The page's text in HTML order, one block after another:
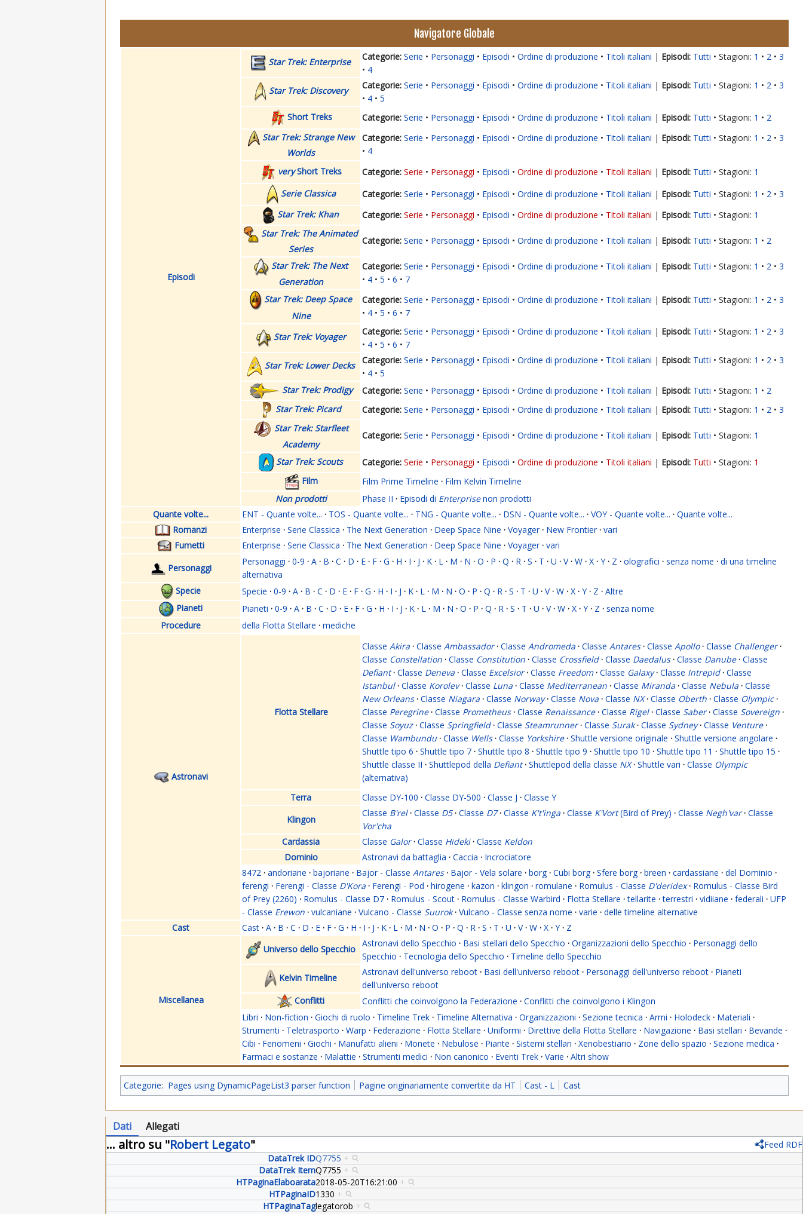
Navigatore Globale
Episodi
Star Trek: Enterprise Serie Personaggi Episodi Ordine di produzione Titoli italiani | Tutti Stagioni: 1 2
3
4
Star Trek: Discovery
Serie Personaggi Episodi Ordine di produzione Titoli italiani | Tutti Stagioni: 1 2
3
4
5
Short Treks
Serie Personaggi Episodi Ordine di produzione Titoli italiani | Tutti Stagioni: 1
2
Star Trek: Strange New
Worlds
Serie Personaggi Episodi Ordine di produzione Titoli italiani | Tutti Stagioni: 1 2
3
4
veryShort Treks Serie Personaggi Episodi Ordine di produzione Titoli italiani | Tutti Stagioni: 1
Serie Classica
Serie Personaggi Episodi Ordine di produzione Titoli italiani | Tutti Stagioni: 1 2
3
Star Trek: Khan
Serie Personaggi Episodi Ordine di produzione Titoli italiani | Tutti Stagioni: 1
Star Trek: The Animated
Series
Serie Personaggi Episodi Ordine di produzione Titoli italiani | Tutti Stagioni: 1 2
Star Trek: The Next
Generation
Serie Personaggi Episodi Ordine di produzione Titoli italiani | Tutti Stagioni: 1 2
3
4
5 6
7
Star Trek: Deep Space
Nine
Serie Personaggi Episodi Ordine di produzione Titoli italiani | Tutti Stagioni: 1 2
3
4
5 6 7
Star Trek: Voyager Serie Personaggi Episodi Ordine di produzione Titoli italiani | Tutti Stagioni: 1 2
3
4
5 6
7
Star Trek: Lower Decks
Serie Personaggi Episodi Ordine di produzione Titoli italiani | Tutti Stagioni: 1 2
3
4
5
Star Trek: Prodigy
Serie Personaggi Episodi Ordine di produzione Titoli italiani | Tutti Stagioni: 1
2
Star Trek: Picard
Serie Personaggi Episodi Ordine di produzione Titoli italiani | Tutti Stagioni: 1 2
3
Star Trek: Starfleet
Academy
Serie Personaggi Episodi Ordine di produzione Titoli italiani | Tutti Stagioni: 1
Star Trek: Scouts Serie Personaggi Episodi Ordine di produzione Titoli italiani | Tutti Stagioni: 1
Film
Film Prime Timeline · Film Kelvin Timeline
Non prodotti
Phase II · Episodi di Enterprisenon prodotti
Quante volte...
ENT - Quante volte... · TOS - Quante volte... · TNG - Quante volte... · DSN - Quante volte... · VOY - Quante volte... · Quante volte...
Romanzi
Enterprise · Serie Classica · The Next Generation · Deep Space Nine · Voyager · New Frontier · vari
Fumetti
Enterprise · Serie Classica · The Next Generation · Deep Space Nine · Voyager · vari
Personaggi
Personaggi · 0-9 · A · B · C · D · E · F · G · H · I · J · K · L · M · N · O · P · Q · R · S · T · U · V · W · X · Y · Z · olografici · senza nome · di una timeline
alternativa
Specie
Specie · 0-9 · A · B · C · D · E · F · G · H · I · J · K · L · M · N · O · P · Q · R · S · T · U · V · W · X · Y · Z · Altre
Pianeti
Pianeti · 0-9 · A · B · C · D · E · F · G · H · I · J · K · L · M · N · O · P · Q · R · S · T · U · V · W · X · Y · Z · senza nome
Procedure
della Flotta Stellare · mediche
Astronavi
Flotta Stellare
Classe Akira · Classe Ambassador · Classe Andromeda · Classe Antares · Classe Apollo · Classe Challenger ·
Classe Constellation · Classe Constitution · Classe Crossfield · Classe Daedalus · Classe Danube · Classe
Defiant · Classe Deneva · Classe Excelsior · Classe Freedom · Classe Galaxy · Classe Intrepid · Classe
Istanbul · Classe Korolev · Classe Luna · Classe Mediterranean · Classe Miranda · Classe Nebula · Classe
New Orleans · Classe Niagara · Classe Norway · Classe Nova · Classe NX · Classe Oberth · Classe Olympic ·
Classe Peregrine · Classe Prometheus · Classe Renaissance · Classe Rigel · Classe Saber · Classe Sovereign ·
Classe Soyuz · Classe Springfield · Classe Steamrunner · Classe Surak · Classe Sydney · Classe Venture ·
Classe Wambundu · Classe Wells · Classe Yorkshire · Shuttle versione originale · Shuttle versione angolare ·
Shuttle tipo 6 · Shuttle tipo 7 · Shuttle tipo 8 · Shuttle tipo 9 · Shuttle tipo 10 · Shuttle tipo 11 · Shuttle tipo 15 ·
Shuttle classe II · Shuttlepod della Defiant · Shuttlepod della classe NX · Shuttle vari · Classe Olympic
(alternativa)
Terra
Classe DY-100 · Classe DY-500 · Classe J · Classe Y
Klingon
Classe B'rel · Classe D5 · Classe D7 · Classe K't'inga · Classe K'Vort(Bird of Prey) · Classe Negh'var · Classe
Vor'cha
Cardassia
Classe Galor · Classe Hideki · Classe Keldon
Dominio
Astronavi da battaglia · Caccia · Incrociatore
8472 · andoriane · bajoriane · Bajor - Classe Antares · Bajor - Vela solare · borg · Cubi borg · Sfere borg · breen · cardassiane · del Dominio ·
ferengi · Ferengi - Classe D'Kora · Ferengi - Pod · hirogene · kazon · klingon · romulane · Romulus - Classe D'deridex · Romulus - Classe Bird
of Prey (2260) · Romulus - Classe D7 · Romulus - Scout · Romulus - Classe Warbird · Flotta Stellare · tellarite · terrestri · vidiiane · federali · UFP
- Classe Erewon · vulcaniane · Vulcano - Classe Suurok · Vulcano - Classe senza nome · varie · delle timeline alternative
Cast
Cast · A · B · C · D · E · F · G · H · I · J · K · L · M · N · O · P · Q · R · S · T · U · V · W · X · Y · Z
Miscellanea
Universo dello Specchio
Astronavi dello Specchio · Basi stellari dello Specchio · Organizzazioni dello Specchio · Personaggi dello
Specchio · Tecnologia dello Specchio · Timeline dello Specchio
Kelvin Timeline
Astronavi dell'universo reboot · Basi dell'universo reboot · Personaggi dell'universo reboot · Pianeti
dell'universo reboot
Conflitti
Conflitti che coinvolgono la Federazione · Conflitti che coinvolgono i Klingon
Libri · Non-fiction · Giochi di ruolo · Timeline Trek · Timeline Alternativa · Organizzazioni · Sezione tecnica · Armi · Holodeck · Materiali ·
Strumenti · Teletrasporto · Warp · Federazione · Flotta Stellare · Uniformi · Direttive della Flotta Stellare · Navigazione · Basi stellari · Bevande ·
Cibi · Fenomeni · Giochi · Manufatti alieni · Monete · Nebulose · Piante · Sistemi stellari · Xenobestiario · Zone dello spazio · Sezione medica ·
Farmaci e sostanze · Malattie · Strumenti medici · Non canonico · Eventi Trek · Varie · Altri show
Categorie: Pages using DynamicPageList3 parser function Pagine originariamente convertite da HT Cast - L Cast
Dati Allegati
... altro su "Robert Legato"
Feed RDF
DataTrek IDQ7755 +
DataTrek ItemQ7755 +
HTPaginaElaboarata2018-05-20T16:21:00 +
HTPaginaID1330 +
HTPaginaTaglegatorob +